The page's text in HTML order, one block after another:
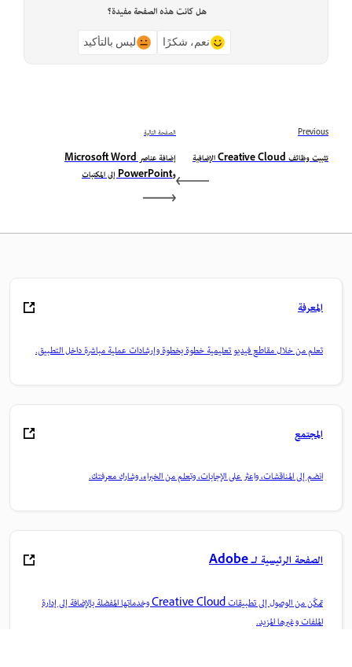
هل كانت هذه الصفحة مفيدة؟
نعم، شكرًا ليس بالتأكيد
Previous
تثبيت وظائف Creative Cloud الإضافية
الصفحة التالية
إضافة عناصر Microsoft Word
وPowerPoint إلى المكتبات
المعرفة
تعلم من خلال مقاطع فيديو تعليمية خطوة بخطوة وإرشادات عملية مباشرة داخل التطبيق.
المجتمع
انضم إلى المناقشات، واعثر على الإجابات، وتعلم من الخبراء، وشارك معرفتك.
الصفحة الرئيسية لـ Adobe
تمكّن من الوصول إلى تطبيقات Creative Cloud وخدماتها المفضلة بالإضافة إلى إدارة
الملفات وغيرها المزيد.